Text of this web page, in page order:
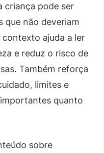
criança pode ser
que não deveriam
ajuda a ler
e reduz o risco de
Também reforça
limites e
quanto
sobre